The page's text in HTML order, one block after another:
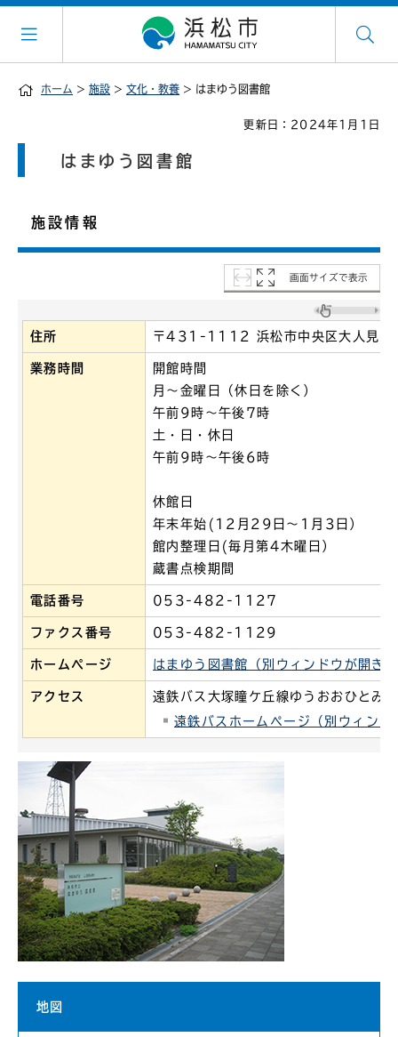
ホーム > 施設 > 文化・教養 > はまゆう図書館
更新日：2024年1月1日
はまゆう図書館
施設情報
画面サイズで表示
住所 〒431-1112 浜松市中央区大人見
業務時間
開館時間
月～金曜日（休日を除く）
午前9時～午後7時
土・日・休日
午前9時～午後6時
休館日
年末年始(12月29日～1月3日）
館内整理日(毎月第4木曜日）
蔵書点検期間
電話番号 053-482-1127
ファクス番号 053-482-1129
ホームページ はまゆう図書館（別ウィンドウが開き
アクセス
遠鉄バス大塚瞳ケ丘線ゆうおおひとみ
遠鉄バスホームページ（別ウィンド
地図